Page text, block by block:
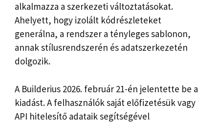
alkalmazza a szerkezeti változtatásokat.
Ahelyett, hogy izolált kódrészleteket
generálna, a rendszer a tényleges sablonon,
annak stílusrendszerén és adatszerkezetén
dolgozik.
A Builderius 2026. február 21-én jelentette be a
kiadást. A felhasználók saját előfizetésük vagy
API hitelesítő adataik segítségével